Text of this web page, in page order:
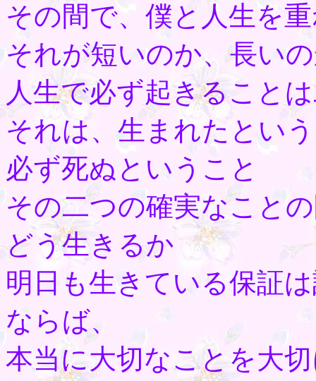
その間で、僕と人生を
それが短いのか、長い
人生で必ず起きること
それは、生まれたとい
必ず死ぬということ
その二つの確実なこと
どう生きるか
明日も生きている保証
ならば、
本当に大切なことを大